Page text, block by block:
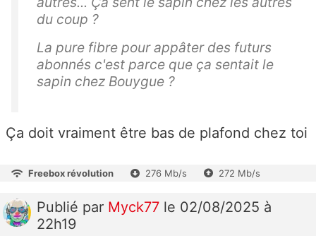
du coup ?
La pure fibre pour appâter des futurs
abonnés c'est parce que ça sentait le
sapin chez Bouygue ?
Ça doit vraiment être bas de plafond chez toi
Freebox révolution 276 Mb/s 272 Mb/s
Publié par Myck77 le 02/08/2025 à
22h19